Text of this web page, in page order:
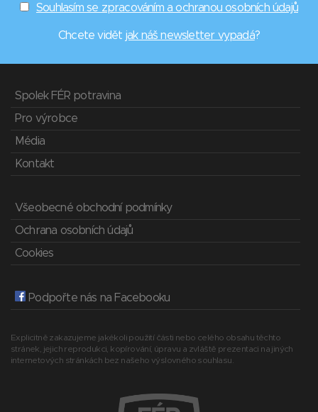
Souhlasím se zpracováním a ochranou osobních údajů
Chcete vidět jak náš newsletter vypadá?
Spolek FÉR potravina
Pro výrobce
Média
Kontakt
Všeobecné obchodní podmínky
Ochrana osobních údajů
Cookies
Podpořte nás na Facebooku
Explicitně zakazujeme jakékoli použití části nebo celého obsahu těchto
stránek, jejich reprodukci, kopírování, úpravu a zvláště prezentaci na jiných
internetových stránkách bez našeho výslovného souhlasu.